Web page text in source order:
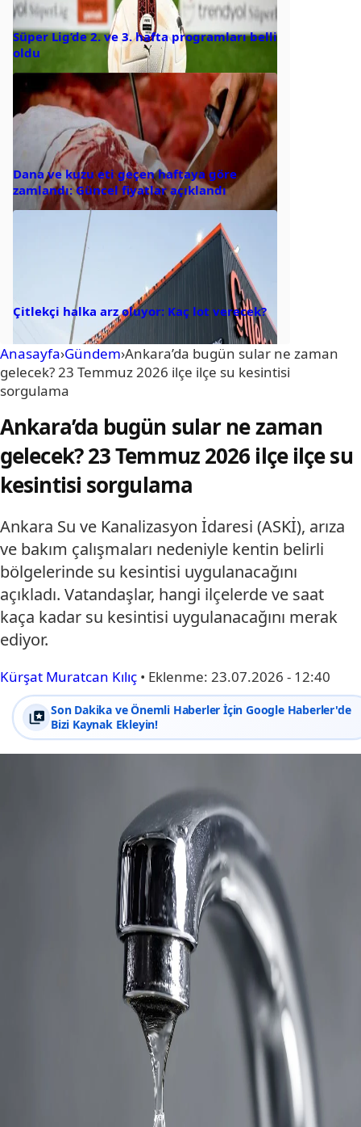
Süper Lig’de 2. ve 3. hafta programları belli
oldu
Dana ve kuzu eti geçen haftaya göre
zamlandı: Güncel fiyatlar açıklandı
Çitlekçi halka arz oluyor: Kaç lot verecek?
Anasayfa›Gündem›Ankara’da bugün sular ne zaman
gelecek? 23 Temmuz 2026 ilçe ilçe su kesintisi
sorgulama
Ankara’da bugün sular ne zaman
gelecek? 23 Temmuz 2026 ilçe ilçe su
kesintisi sorgulama
Ankara Su ve Kanalizasyon İdaresi (ASKİ), arıza
ve bakım çalışmaları nedeniyle kentin belirli
bölgelerinde su kesintisi uygulanacağını
açıkladı. Vatandaşlar, hangi ilçelerde ve saat
kaça kadar su kesintisi uygulanacağını merak
ediyor.
Kürşat Muratcan Kılıç • Eklenme: 23.07.2026 - 12:40
Son Dakika ve Önemli Haberler İçin Google Haberler'de
Bizi Kaynak Ekleyin!